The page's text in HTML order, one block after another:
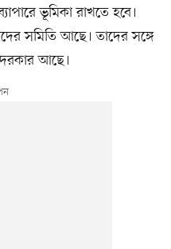
ভূমিকা রাখতে হবে।
সমিতি আছে। তাদের সঙ্গে
আছে।